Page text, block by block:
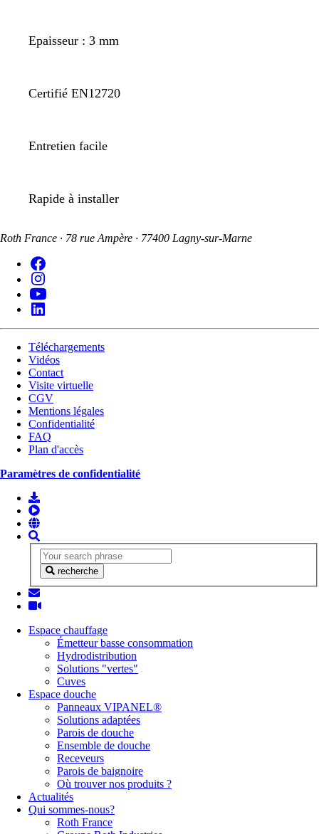
Epaisseur : 3 mm
Certifié EN12720
Entretien facile
Rapide à installer
Roth France · 78 rue Ampère · 77400 Lagny-sur-Marne
Téléchargements
Vidéos
Contact
Visite virtuelle
CGV
Mentions légales
Confidentialité
FAQ
Plan d'accès
Paramètres de confidentialité
recherche
Espace chauffage
Émetteur basse consommation
Hydrodistribution
Solutions "vertes"
Cuves
Espace douche
Panneaux VIPANEL®
Solutions adaptées
Parois de douche
Ensemble de douche
Receveurs
Parois de baignoire
Où trouver nos produits ?
Actualités
Qui sommes-nous?
Roth France